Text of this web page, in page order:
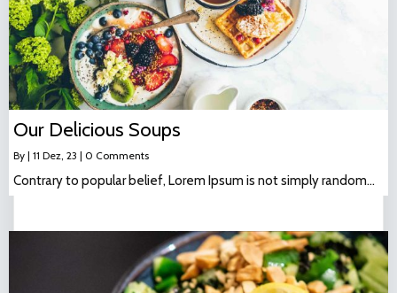
Our Delicious Soups
By | 11 Dez, 23 | 0 Comments
Contrary to popular belief, Lorem Ipsum is not simply random…